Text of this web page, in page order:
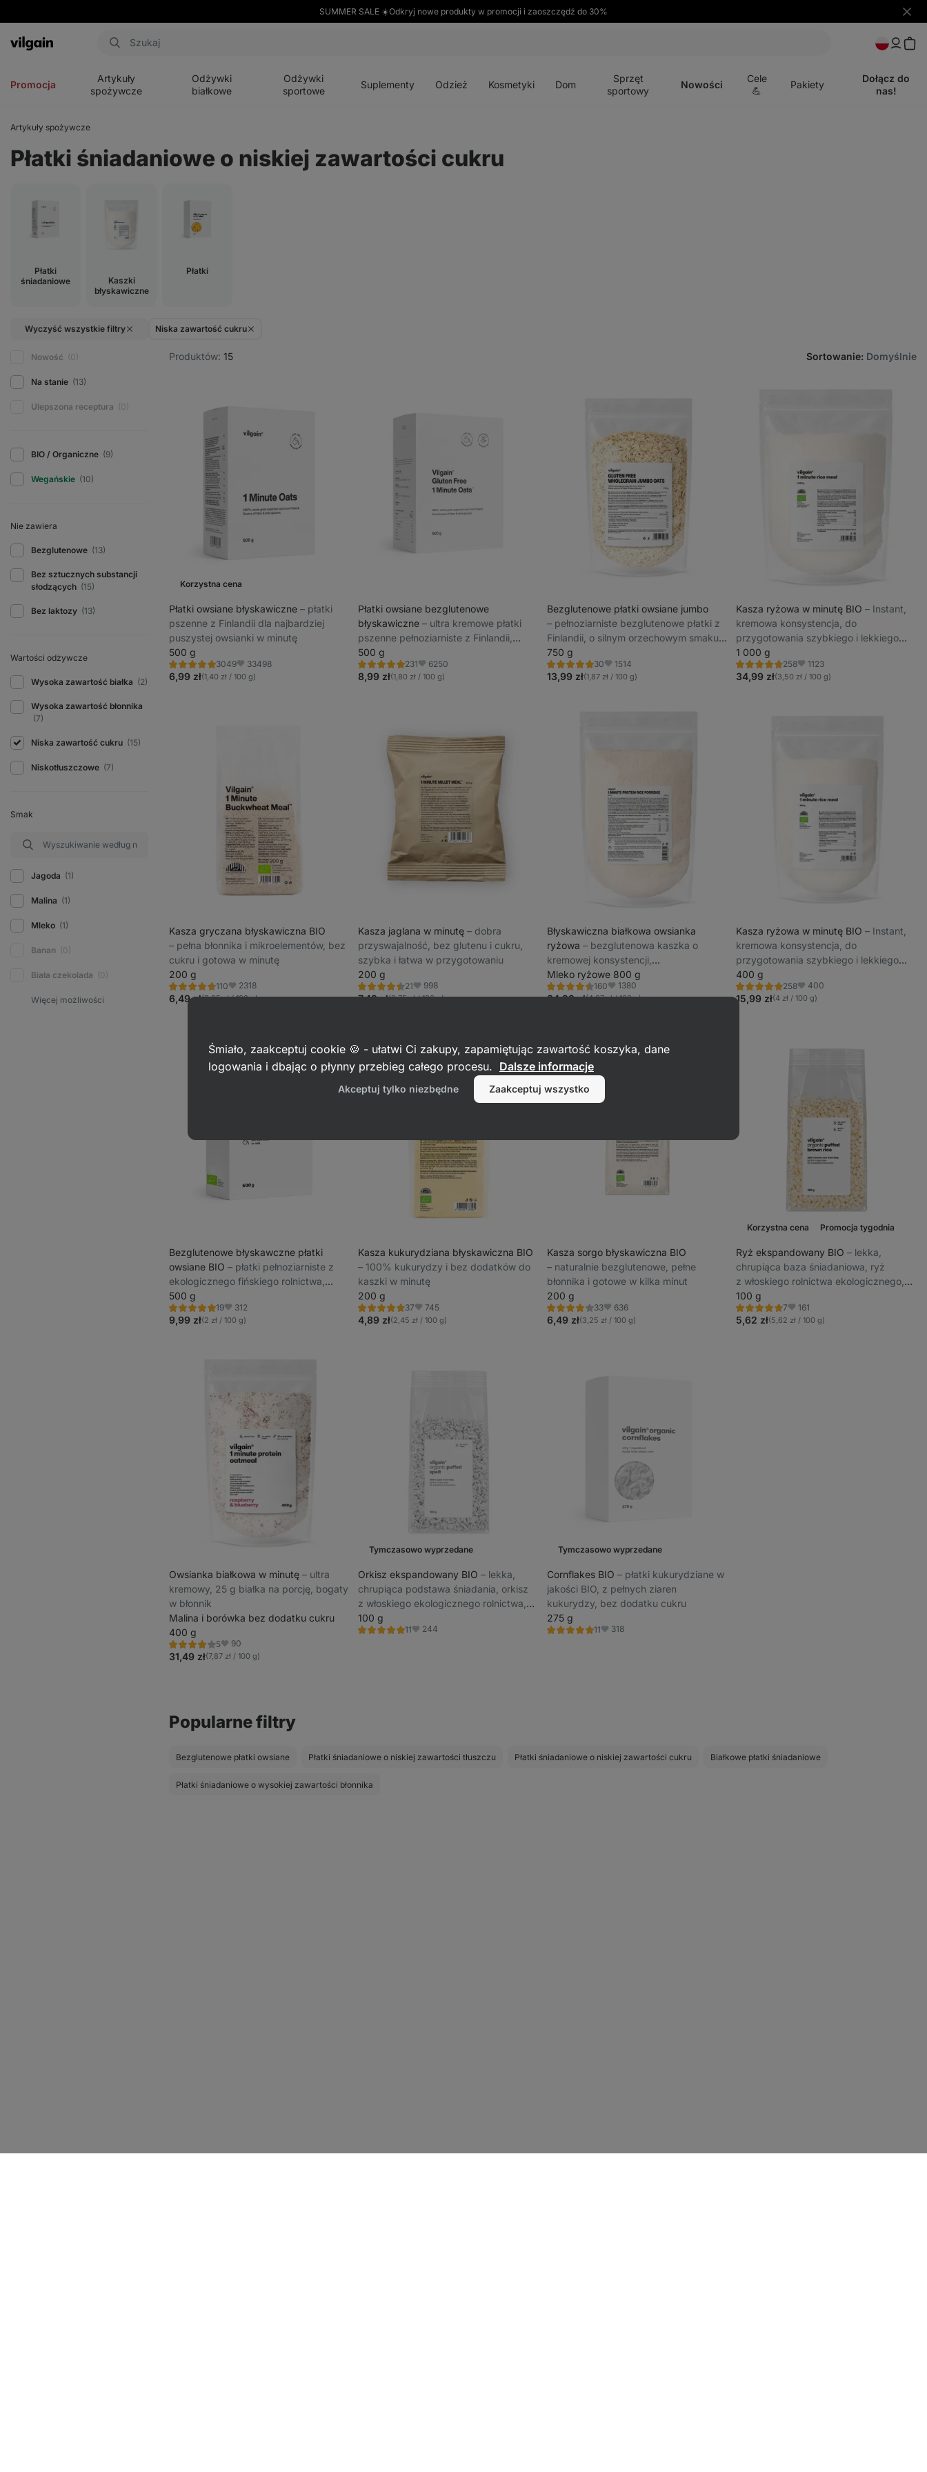
SUMMER SALE ☀️Odkryj nowe produkty w promocji i zaoszczędź do 30%
Ukryj
Aktin
Promocja
Artykuły
spożywcze
Odżywki
białkowe
Odżywki
sportowe
Suplementy Odzież Kosmetyki Dom
Sprzęt
sportowy
Nowości
Cele
💪
menu
Pakiety
Dołącz do
nas!
Artykuły spożywcze
Płatki śniadaniowe o niskiej zawartości cukru
Płatki
śniadaniowe
Kaszki
błyskawiczne
Płatki
Wyczyść wszystkie filtry Niska zawartość cukru
Produktów: 15 Sortowanie: Domyślnie
Nowość (0)
Na stanie (13)
Ulepszona receptura (0)
BIO / Organiczne (9)
Wegańskie (10)
Nie zawiera
Bezglutenowe (13)
Bez sztucznych substancji
słodzących (15)
Bez laktozy (13)
Wartości odżywcze
Wysoka zawartość białka (2)
Wysoka zawartość błonnika
(7)
Niska zawartość cukru (15)
Niskotłuszczowe (7)
Smak
Jagoda (1)
Malina (1)
Mleko (1)
Banan (0)
Biała czekolada (0)
Korzystna cena
Płatki owsiane błyskawiczne ⁠–⁠ płatki
pszenne z Finlandii dla najbardziej
puszystej owsianki w minutę
500 g
3049
Ocena
4.9/5,
3049
Ulubione
33498
6,99 zł(1,40 zł / 100 g)
Płatki owsiane bezglutenowe
błyskawiczne ⁠–⁠ ultra kremowe płatki
pszenne pełnoziarniste z Finlandii,
gotowe w mniej niż minutę
500 g
231
Ocena
4.9/5,
231
Ulubione
6250
8,99 zł(1,80 zł / 100 g)
Bezglutenowe płatki owsiane jumbo
⁠–⁠ pełnoziarniste bezglutenowe płatki z
Finlandii, o silnym orzechowym smaku,
bogate w mikroelementy i beta-glukany
750 g
30
Ocena
4.9/5,
30
Ulubione
1514
13,99 zł(1,87 zł / 100 g)
Kasza ryżowa w minutę BIO ⁠–⁠ Instant,
kremowa konsystencja, do
przygotowania szybkiego i lekkiego
śniadania, nie powoduje wzdęć, bez
cukru
1 000 g
258
Ocena
4.6/5,
258
Ulubione
1123
34,99 zł(3,50 zł / 100 g)
Kasza gryczana błyskawiczna BIO
⁠–⁠ pełna błonnika i mikroelementów, bez
cukru i gotowa w minutę
200 g
110
Ocena
4.7/5,
110
Ulubione
2318
6,49 zł(3,25 zł / 100 g)
Kasza jaglana w minutę ⁠–⁠ dobra
przyswajalność, bez glutenu i cukru,
szybka i łatwa w przygotowaniu
200 g
21
Ocena
4.5/5,
Ulubione
998
7,49 zł(3,75 zł / 100 g)
Błyskawiczna białkowa owsianka
ryżowa ⁠–⁠ bezglutenowa kaszka o
kremowej konsystencji,
wyprodukowana z wysokiej jakości
ekologicznego ryżu, bez barwników i
Mleko ryżowe 800 g
160
Ocena
4.5/5,
Ulubione
1380
34,99 zł(4,37 zł / 100 g)
Kasza ryżowa w minutę BIO ⁠–⁠ Instant,
kremowa konsystencja, do
przygotowania szybkiego i lekkiego
śniadania, nie powoduje wzdęć, bez
cukru
400 g
258
Ocena
4.6/5,
258
Ulubione
400
15,99 zł(4 zł / 100 g)
Bezglutenowe błyskawczne płatki
owsiane BIO ⁠–⁠ płatki pełnoziarniste z
ekologicznego fińskiego rolnictwa,
staranny wybór całych ziaren,
wyjątkowo puszysta owsianka w minutę
500 g
19
Ocena
5.0/5,
19
Ulubione
312
9,99 zł(2 zł / 100 g)
Kasza kukurydziana błyskawiczna BIO
⁠–⁠ 100% kukurydzy i bez dodatków do
kaszki w minutę
200 g
37
Ocena
4.8/5,
37
Ulubione
745
4,89 zł(2,45 zł / 100 g)
Kasza sorgo błyskawiczna BIO
⁠–⁠ naturalnie bezglutenowe, pełne
błonnika i gotowe w kilka minut
200 g
33
Ocena
4.2/5,
33
Ulubione
636
6,49 zł(3,25 zł / 100 g)
Korzystna cena Promocja tygodnia
Ryż ekspandowany BIO ⁠–⁠ lekka,
chrupiąca baza śniadaniowa, ryż
z włoskiego rolnictwa ekologicznego,
naturalnie bez glutenu, bez dodatku
cukru
100 g
7
Ocena
4.7/5,
7
Ulubione
161
5,62 zł(5,62 zł / 100 g)
Owsianka białkowa w minutę ⁠–⁠ ultra
kremowy, 25 g białka na porcję, bogaty
w błonnik
Malina i borówka bez dodatku cukru
400 g
5
Ocena
4.2/5,
5
Ulubione
90
31,49 zł(7,87 zł / 100 g)
Tymczasowo wyprzedane
Orkisz ekspandowany BIO ⁠–⁠ lekka,
chrupiąca podstawa śniadania, orkisz
z włoskiego ekologicznego rolnictwa,
bez dodatku cukru, wysoka zawartość
błonnika
100 g
11
Ocena
Ulubione
244
Tymczasowo wyprzedane
Cornflakes BIO ⁠–⁠ płatki kukurydziane w
jakości BIO, z pełnych ziaren
kukurydzy, bez dodatku cukru
275 g
11
Ocena
Ulubione
318
Popularne filtry
Bezglutenowe płatki owsiane Płatki śniadaniowe o niskiej zawartości tłuszczu Płatki śniadaniowe o niskiej zawartości cukru Białkowe płatki śniadaniowe
Płatki śniadaniowe o wysokiej zawartości błonnika
Śmiało, zaakceptuj cookie 🍪 - ułatwi Ci zakupy, zapamiętując zawartość koszyka, dane
logowania i dbając o płynny przebieg całego procesu. Dalsze informacje
Akceptuj tylko niezbędne Zaakceptuj wszystko